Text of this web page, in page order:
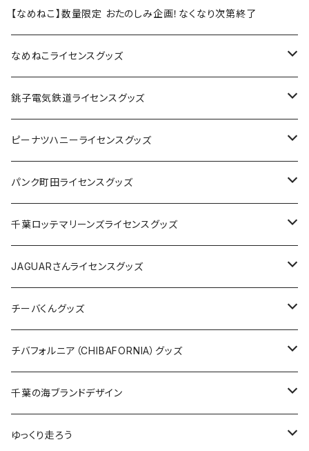
【なめねこ】数量限定 おたのしみ企画！なくなり次第終了
なめねこライセンスグッズ
Tシャツ
キャップ
ステッカー
缶バッジ
ホテルキーホルダー
銚子電気鉄道ライセンスグッズ
ステッカー
缶バッジ
アクリルキーホルダー
ホテルキーホルダー
クリアファイル
Tシャツ
キャップ
トートバッグ
ピーナツハニーライセンスグッズ
Tシャツ
キャップ
バッグ
ステッカー
缶バッジ
キーホルダー
クリアファイル
パンク町田ライセンスグッズ
Tシャツ
キャップ
バッグ
ステッカー
缶バッジ
キーホルダー
千葉ロッテマリーンズライセンスグッズ
ステッカー
ステッカー
ステッカー大
缶バッジ
缶バッジ32mm
缶バッジ54mm
エコバッグ
JAGUARさんコラボグッズ
Tシャツ
サコッシュ
JAGUARさんライセンスグッズ
Tシャツ
ステッカー
缶バッジ
クリアファイル
チーバくんグッズ
Tシャツ
キャップ
エコバッグ
チバフォルニア（CHIBAFORNIA）グッズ
Tシャツ
キャップ
千葉の海ブランドデザイン
Tシャツ
ゆっくり走ろう